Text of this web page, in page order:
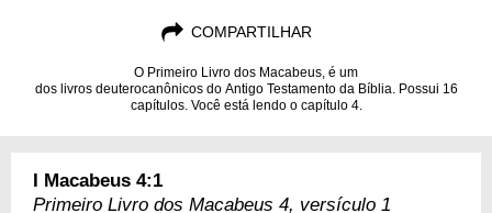
COMPARTILHAR
O Primeiro Livro dos Macabeus, é um
dos livros deuterocanônicos do Antigo Testamento da Bíblia. Possui 16
capítulos. Você está lendo o capítulo 4.
I Macabeus 4:1
Primeiro Livro dos Macabeus 4, versículo 1